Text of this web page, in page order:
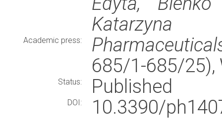
Katarzyna
Academic press:
685/1-685/25),
Status: Published
DOI:
10.3390/